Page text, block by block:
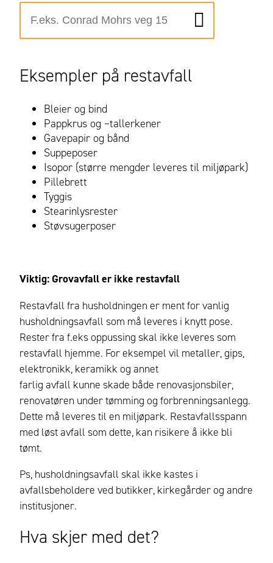
Eksempler på restavfall
Bleier og bind
Pappkrus og –tallerkener
Gavepapir og bånd
Suppeposer
Isopor (større mengder leveres til miljøpark)
Pillebrett
Tyggis
Stearinlysrester
Støvsugerposer
Viktig: Grovavfall er ikke restavfall
Restavfall fra husholdningen er ment for vanlig
husholdningsavfall som må leveres i knytt pose.
Rester fra f.eks oppussing skal ikke leveres som
restavfall hjemme. For eksempel vil metaller, gips,
elektronikk, keramikk og annet
farlig avfall kunne skade både renovasjonsbiler,
renovatøren under tømming og forbrenningsanlegg.
Dette må leveres til en miljøpark. Restavfallsspann
med løst avfall som dette, kan risikere å ikke bli
tømt.
Ps, husholdningsavfall skal ikke kastes i
avfallsbeholdere ved butikker, kirkegårder og andre
institusjoner.
Hva skjer med det?